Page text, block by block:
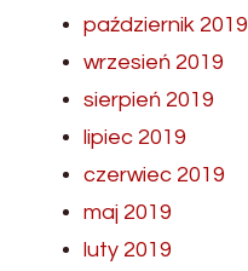
październik 2019
wrzesień 2019
sierpień 2019
lipiec 2019
czerwiec 2019
maj 2019
luty 2019